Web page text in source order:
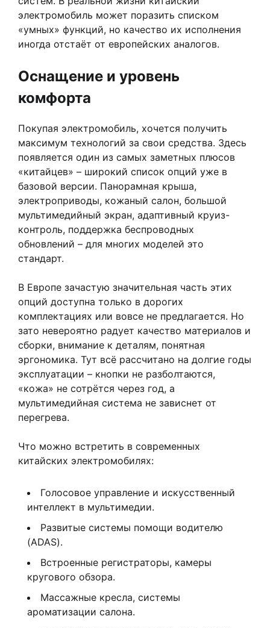
электромобиль может поразить списком
«умных» функций, но качество их исполнения
иногда отстаёт от европейских аналогов.
Оснащение и уровень
комфорта
Покупая электромобиль, хочется получить
максимум технологий за свои средства. Здесь
появляется один из самых заметных плюсов
«китайцев» – широкий список опций уже в
базовой версии. Панорамная крыша,
электроприводы, кожаный салон, большой
мультимедийный экран, адаптивный круиз-
контроль, поддержка беспроводных
обновлений – для многих моделей это
стандарт.
В Европе зачастую значительная часть этих
опций доступна только в дорогих
комплектациях или вовсе не предлагается. Но
зато невероятно радует качество материалов и
сборки, внимание к деталям, понятная
эргономика. Тут всё рассчитано на долгие годы
эксплуатации – кнопки не разболтаются,
«кожа» не сотрётся через год, а
мультимедийная система не зависнет от
перегрева.
Что можно встретить в современных
китайских электромобилях:
Голосовое управление и искусственный
интеллект в мультимедии.
Развитые системы помощи водителю
(ADAS).
Встроенные регистраторы, камеры
кругового обзора.
Массажные кресла, системы
ароматизации салона.